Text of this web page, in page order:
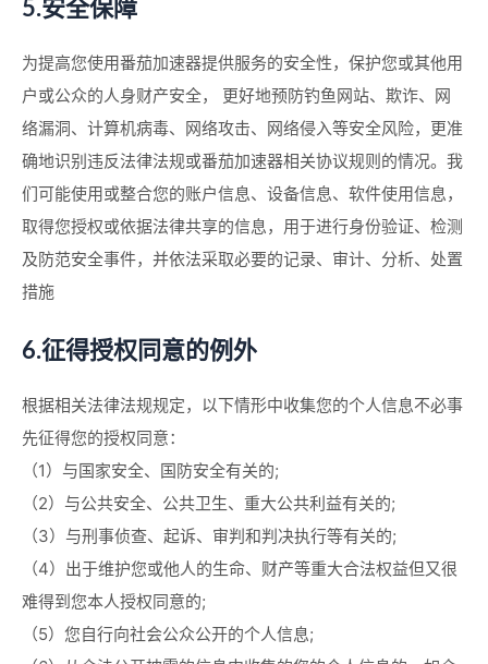
5.安全保障
为提高您使用番茄加速器提供服务的安全性，保护您或其他用
户或公众的人身财产安全， 更好地预防钓鱼网站、欺诈、网
络漏洞、计算机病毒、网络攻击、网络侵入等安全风险，更准
确地识别违反法律法规或番茄加速器相关协议规则的情况。我
们可能使用或整合您的账户信息、设备信息、软件使用信息，
取得您授权或依据法律共享的信息，用于进行身份验证、检测
及防范安全事件，并依法采取必要的记录、审计、分析、处置
措施
6.征得授权同意的例外
根据相关法律法规规定，以下情形中收集您的个人信息不必事
先征得您的授权同意：
（1）与国家安全、国防安全有关的;
（2）与公共安全、公共卫生、重大公共利益有关的;
（3）与刑事侦查、起诉、审判和判决执行等有关的;
（4）出于维护您或他人的生命、财产等重大合法权益但又很
难得到您本人授权同意的;
（5）您自行向社会公众公开的个人信息;